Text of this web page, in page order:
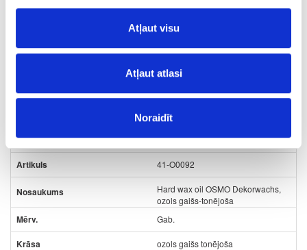
Atļaut visu
Atļaut atlasi
Noraidīt
41-O0092
Hard wax oil OSMO Dekorwachs,
ozols gaišs-tonējoša
Gab.
ozols gaišs tonējoša